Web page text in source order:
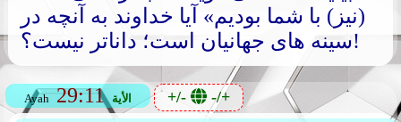
(نیز) با شما بودیم» آیا خداوند به آنچه در
سینه های جهانیان است؛ داناتر نیست؟!
Ayah 29:11 الأية +/- -/+